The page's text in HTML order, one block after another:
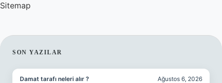
Sitemap
SIDEBAR
SON YAZILAR
Damat tarafı neleri alır ? Ağustos 6, 2026